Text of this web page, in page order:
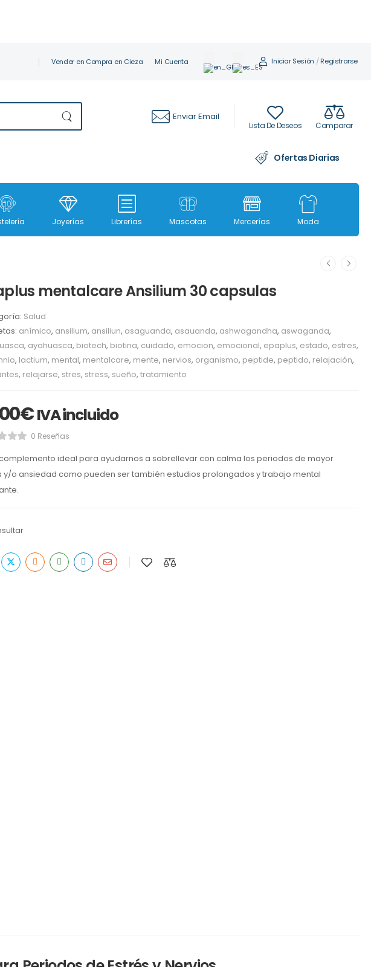
Vender en Compra en Cieza Mi Cuenta Iniciar Sesión / Registrarse
Enviar Email
Lista De Deseos Comparar
Ofertas Diarias
Joyerías Librerías Mascotas Mercerías Moda
mentalcare Ansilium 30 capsulas
Salud
anímico, ansilium, ansiliun, asaguanda, asauanda, ashwagandha, aswaganda,
, ayahuasca, biotech, biotina, cuidado, emocion, emocional, epaplus, estado, estres,
, lactium, mental, mentalcare, mente, nervios, organismo, peptide, peptido, relajación,
, relajarse, stres, stress, sueño, tratamiento
€ IVA incluido
0 Reseñas
complemento ideal para ayudarnos a sobrellevar con calma los periodos de mayor
y/o ansiedad como pueden ser también estudios prolongados y trabajo mental